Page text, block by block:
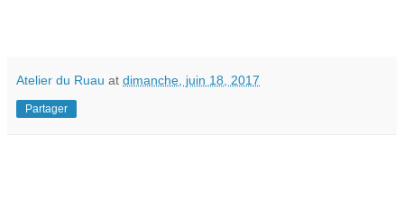
Atelier du Ruau at dimanche, juin 18, 2017
Partager